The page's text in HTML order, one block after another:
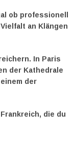
ob professionell
an Klängen
In Paris
der Kathedrale
der
, die du